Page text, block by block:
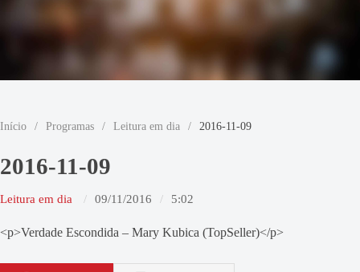
Início / Programas / Leitura em dia / 2016-11-09
2016-11-09
Leitura em dia 09/11/2016 5:02
<p>Verdade Escondida – Mary Kubica (TopSeller)</p>